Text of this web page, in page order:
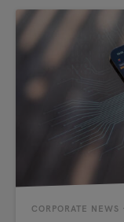
CORPORATE NEWS